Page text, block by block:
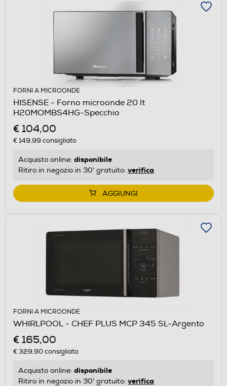
FORNI A MICROONDE
HISENSE - Forno microonde 20 lt
H20MOMBS4HG-Specchio
€ 104,00
€ 149,99 consigliato
Acquisto online: disponibile
Ritiro in negozio in 30' gratuito: verifica
AGGIUNGI
FORNI A MICROONDE
WHIRLPOOL - CHEF PLUS MCP 345 SL-Argento
€ 165,00
€ 329,90consigliato
Acquisto online: disponibile
Ritiro in negozio in 30' gratuito: verifica